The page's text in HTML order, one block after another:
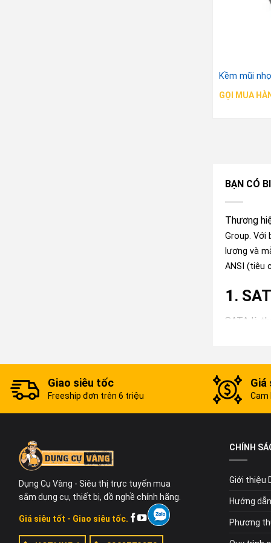
Kềm mũi
GỌI MUA
BẠN CÓ
Thương
Group. Với
lượng và
ANSI (tiêu
1.
SATA là
cam kết
quốc tế.
chuyên
Ưu điểm
bảo các
giảm
3.
Giao siêu tốc
Freeship đơn trên 6 triệu
Dụng Cụ Vàng - Siêu thị trực tuyến mua
sắm dụng cụ, thiết bị, đồ nghề chính hãng.
Giá siêu tốt - Giao siêu tốc.
CHÍNH
Giới thiệu
Hướng
Phương